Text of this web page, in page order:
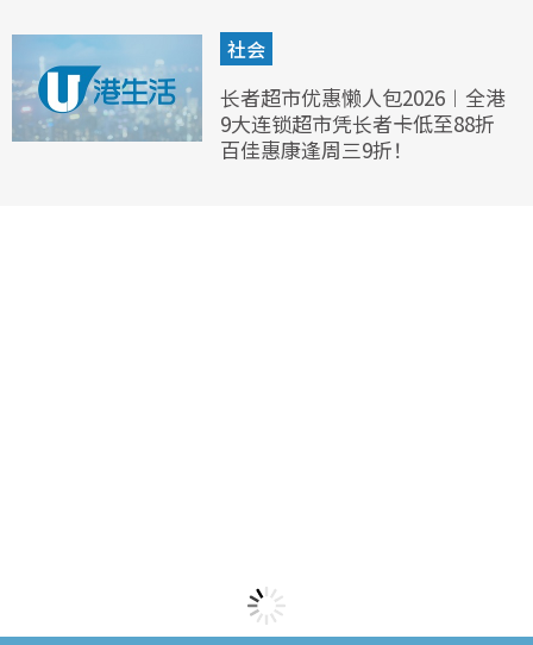
社会
长者超市优惠懒人包2026︱全港
9大连锁超市凭长者卡低至88折
百佳惠康逢周三9折！